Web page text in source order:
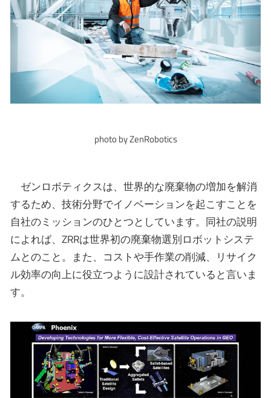
photo by ZenRobotics
ゼンロボティクスは、世界的な廃棄物の増加を解消
するため、技術分野でイノベーションを起こすことを
自社のミッションのひとつとしています。同社の説明
によれば、ZRRは世界初の廃棄物選別ロボットシステ
ムとのこと。また、コストや手作業の削減、リサイク
ル効率の向上に役立つように設計されていると言いま
す。